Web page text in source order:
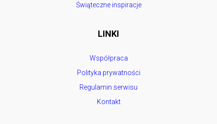
Świąteczne inspiracje
LINKI
Współpraca
Polityka prywatności
Regulamin serwisu
Kontakt